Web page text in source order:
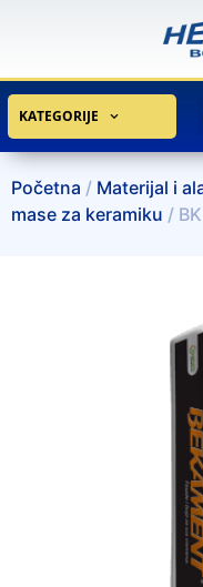
KATEGORIJE
Početna / Materijal i
mase za keramiku /